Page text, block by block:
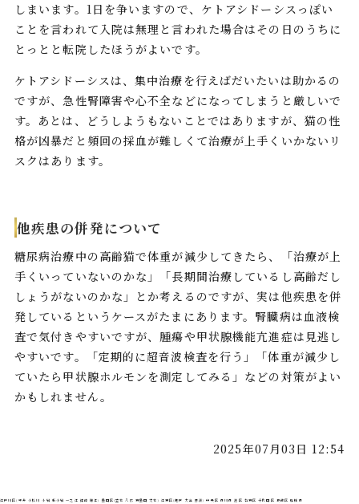
しまいます。1日を争いますので、ケトアシドーシスっぽい
ことを言われて入院は無理と言われた場合はその日のうちに
とっとと転院したほうがよいです。
ケトアシドーシスは、集中治療を行えばだいたいは助かるの
ですが、急性腎障害や心不全などになってしまうと厳しいで
す。あとは、どうしようもないことではありますが、猫の性
格が凶暴だと頻回の採血が難しくて治療が上手くいかないリ
スクはあります。
他疾患の併発について
糖尿病治療中の高齢猫で体重が減少してきたら、「治療が上
手くいっていないのかな」「長期間治療しているし高齢だし
しょうがないのかな」とか考えるのですが、実は他疾患を併
発しているというケースがたまにあります。腎臓病は血液検
査で気付きやすいですが、腫瘍や甲状腺機能亢進症は見逃し
やすいです。「定期的に超音波検査を行う」「体重が減少し
ていたら甲状腺ホルモンを測定してみる」などの対策がよい
かもしれません。
2025年07月03日 12:54
江戸川区(平井 小松川 小岩 新小岩 一之江 篠崎 瑞江) 墨田区(立花 八広 東墨田 文花) 江東区(亀戸 大島 豊洲) 中央区 市川市 港区 台東区 千代田区 葛飾区 船橋市